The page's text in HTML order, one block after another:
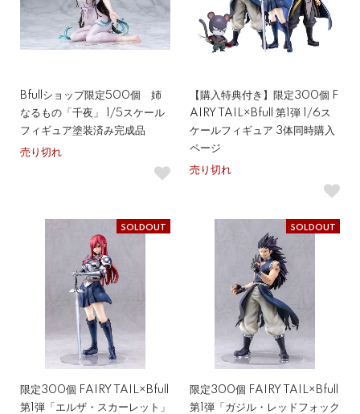
Bfullショップ限定500個 姉
なるもの「千夜」 1/5スケール
フィギュア塗装済み完成品
売り切れ
【購入特典付き】限定300個 F
AIRY TAIL×Bfull 第1弾 1/6ス
ケールフィギュア 3体同時購入
ページ
売り切れ
SOLDOUT
限定300個 FAIRY TAIL×Bfull
第1弾「エルザ・スカーレット」
SOLDOUT
限定300個 FAIRY TAIL×Bfull
第1弾「ガジル・レッドフォック